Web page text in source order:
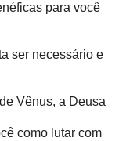
para você
ser necessário e
Vênus, a Deusa
como lutar com